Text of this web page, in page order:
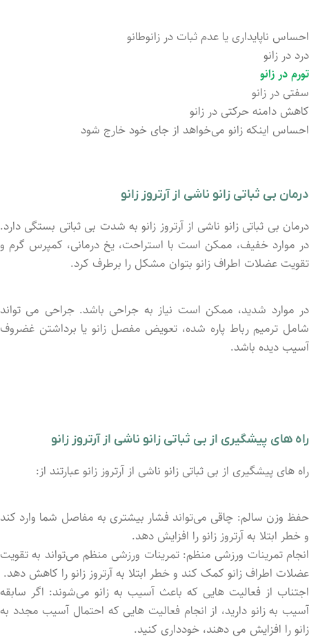
احساس ناپایداری یا عدم ثبات در زانوطانو
درد در زانو
تورم در زانو
سفتی در زانو
کاهش دامنه حرکتی در زانو
احساس اینکه زانو می‌خواهد از جای خود خارج شود
درمان بی ثباتی زانو ناشی از آرتروز زانو
درمان بی ثباتی زانو ناشی از آرتروز زانو به شدت بی ثباتی بستگی دارد.
در موارد خفیف، ممکن است با استراحت، یخ درمانی، کمپرس گرم و
تقویت عضلات اطراف زانو بتوان مشکل را برطرف کرد.
در موارد شدید، ممکن است نیاز به جراحی باشد. جراحی می ‌تواند
شامل ترمیم رباط پاره شده، تعویض مفصل زانو یا برداشتن غضروف
آسیب دیده باشد.
راه‌ های پیشگیری از بی ثباتی زانو ناشی از آرتروز زانو
راه‌ های پیشگیری از بی ثباتی زانو ناشی از آرتروز زانو عبارتند از:
حفظ وزن سالم: چاقی می‌تواند فشار بیشتری به مفاصل شما وارد کند
و خطر ابتلا به آرتروز زانو را افزایش دهد.
انجام تمرینات ورزشی منظم: تمرینات ورزشی منظم می‌تواند به تقویت
عضلات اطراف زانو کمک کند و خطر ابتلا به آرتروز زانو را کاهش دهد.
اجتناب از فعالیت ‌هایی که باعث آسیب به زانو می‌شوند: اگر سابقه
آسیب به زانو دارید، از انجام فعالیت ‌هایی که احتمال آسیب مجدد به
زانو را افزایش می ‌دهند، خودداری کنید.